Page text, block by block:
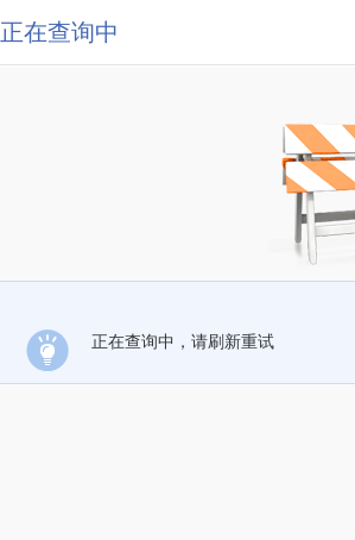
正在查询中
正在查询中，请刷新重试